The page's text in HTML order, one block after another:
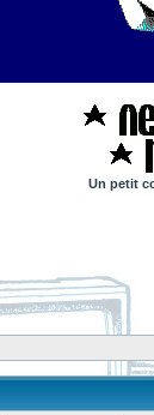
Un petit